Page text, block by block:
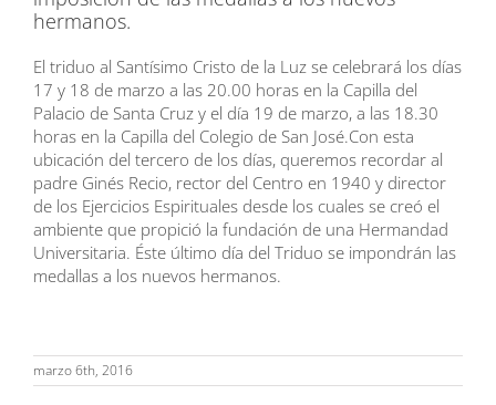
hermanos.
El triduo al Santísimo Cristo de la Luz se celebrará los días
17 y 18 de marzo a las 20.00 horas en la Capilla del
Palacio de Santa Cruz y el día 19 de marzo, a las 18.30
horas en la Capilla del Colegio de San José.Con esta
ubicación del tercero de los días, queremos recordar al
padre Ginés Recio, rector del Centro en 1940 y director
de los Ejercicios Espirituales desde los cuales se creó el
ambiente que propició la fundación de una Hermandad
Universitaria. Éste último día del Triduo se impondrán las
medallas a los nuevos hermanos.
marzo 6th, 2016